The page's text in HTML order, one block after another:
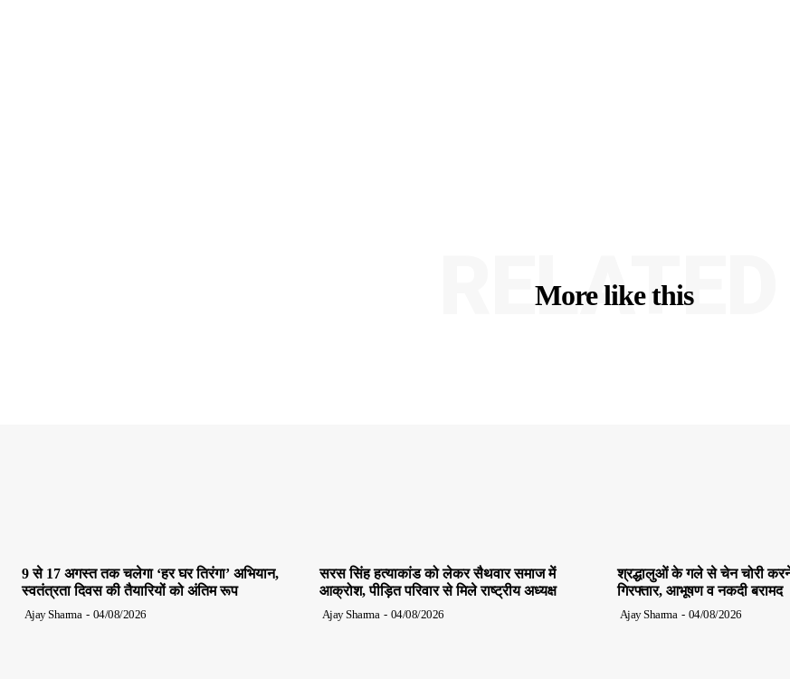
More like this
RELATED
9 से 17 अगस्त तक चलेगा ‘हर घर तिरंगा’ अभियान,
स्वतंत्रता दिवस की तैयारियों को अंतिम रूप
Ajay Sharma - 04/08/2026
सरस सिंह हत्याकांड को लेकर सैथवार समाज में
आक्रोश, पीड़ित परिवार से मिले राष्ट्रीय अध्यक्ष
Ajay Sharma - 04/08/2026
श्रद्धालुओं के गले से चेन चोरी करने
गिरफ्तार, आभूषण व नकदी बरामद
Ajay Sharma - 04/08/2026